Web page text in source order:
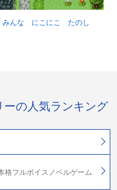
みんな にこにこ たのし
ーの人気ランキング
格フルボイスノベルゲーム